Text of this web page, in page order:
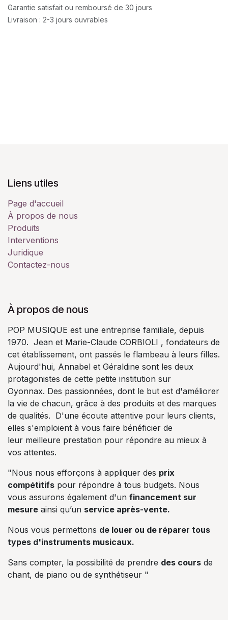
Garantie satisfait ou remboursé de 30 jours
Livraison : 2-3 jours ouvrables
Liens utiles
Page d'accueil
À propos de nous
Produits
Interventions
Juridique
Contactez-nous
À propos de nous
POP MUSIQUE est une entreprise familiale, depuis
1970. Jean et Marie-Claude CORBIOLI , fondateurs de
cet établissement, ont passés le flambeau à leurs filles.
Aujourd'hui, Annabel et Géraldine sont les deux
protagonistes de cette petite institution sur
Oyonnax. Des passionnées, dont le but est d'améliorer
la vie de chacun, grâce à des produits et des marques
de qualités. D'une écoute attentive pour leurs clients,
elles s'emploient à vous faire bénéficier de
leur meilleure prestation pour répondre au mieux à
vos attentes.
"Nous nous efforçons à appliquer des prix
compétitifs pour répondre à tous budgets. Nous
vous assurons également d'un financement sur
mesure ainsi qu’un service après-vente.
Nous vous permettons de louer ou de réparer tous
types d'instruments musicaux.
Sans compter, la possibilité de prendre des cours de
chant, de piano ou de synthétiseur "